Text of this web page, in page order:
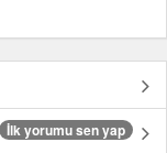
İlk yorumu sen yap